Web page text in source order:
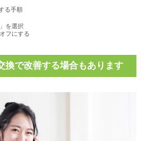
る手順
を選択
フにする
換で改善する場合もあります